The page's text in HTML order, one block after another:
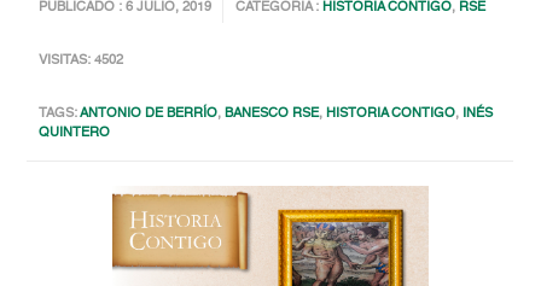
PUBLICADO : 6 JULIO, 2019 CATEGORIA :HISTORIA CONTIGO, RSE
VISITAS: 4502
TAGS:ANTONIO DE BERRÍO,BANESCO RSE,HISTORIA CONTIGO, INÉS
QUINTERO